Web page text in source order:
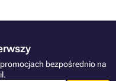
bezpośrednio na